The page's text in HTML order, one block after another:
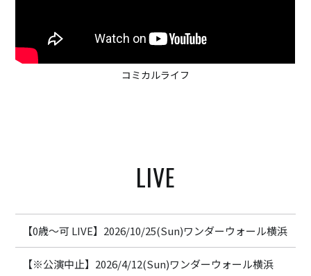
コミカルライフ
LIVE
【0歳〜可 LIVE】2026/10/25(Sun)ワンダーウォール横浜
【※公演中止】2026/4/12(Sun)ワンダーウォール横浜